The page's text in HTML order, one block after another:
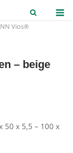
Vios®
– beige
50 x 5,5 – 100 x